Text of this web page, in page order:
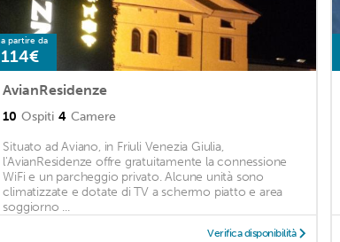
a partire da
114€
AvianResidenze
10 Ospiti 4 Camere
Situato ad Aviano, in Friuli Venezia Giulia,
l'AvianResidenze offre gratuitamente la connessione
WiFi e un parcheggio privato. Alcune unità sono
climatizzate e dotate di TV a schermo piatto e area
soggiorno ...
Verifica disponibilità